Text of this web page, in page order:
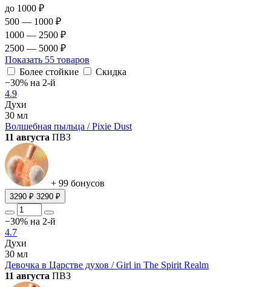
до 1000 ₽
500 — 1000 ₽
1000 — 2500 ₽
2500 — 5000 ₽
Показать 55 товаров
Более стойкие
Скидка
−30% на 2-й
4.9
Духи
30 мл
Волшебная пыльца / Pixie Dust
11 августа ПВЗ
+ 99 бонусов
3290 ₽ 3290 ₽
−30% на 2-й
4.7
Духи
30 мл
Девочка в Царстве духов / Girl in The Spirit Realm
11 августа ПВЗ